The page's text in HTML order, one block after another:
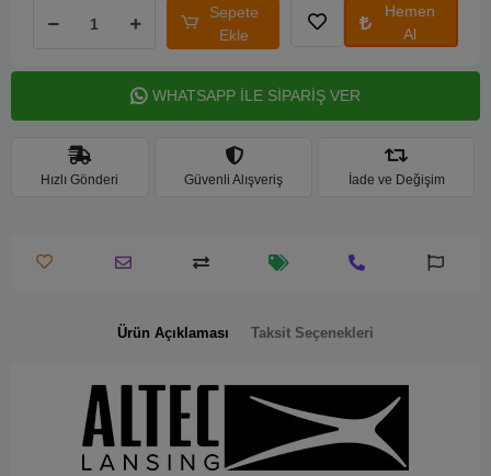
Sepete
Ekle
Hemen
Al
WHATSAPP İLE SİPARİŞ VER
Hızlı Gönderi Güvenli Alışveriş İade ve Değişim
Ürün Açıklaması Taksit Seçenekleri